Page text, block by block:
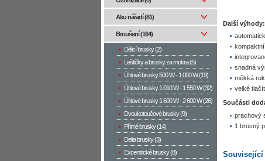
Další výhody:
snadná
měkká
velké
Součásti
prachový
1 brusný
Související
Aku nářadí (81)
Broušení (164)
Dělicí brusky (2)
Leštičky a brusky za mokra (5)
Úhlové brusky 500 W­ - 1 000 W (19)
Úhlové brusky 1 010 W - 1 550 W (32)
Úhlové brusky 1 600 W - 2 600 W (26)
Dvoukotoučové brusky (9)
Přímé brusky (14)
Delta brusky (3)
Excentrické brusky (8)